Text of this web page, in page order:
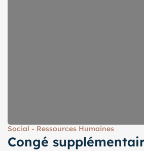
Social - Ressources Humaines
Congé